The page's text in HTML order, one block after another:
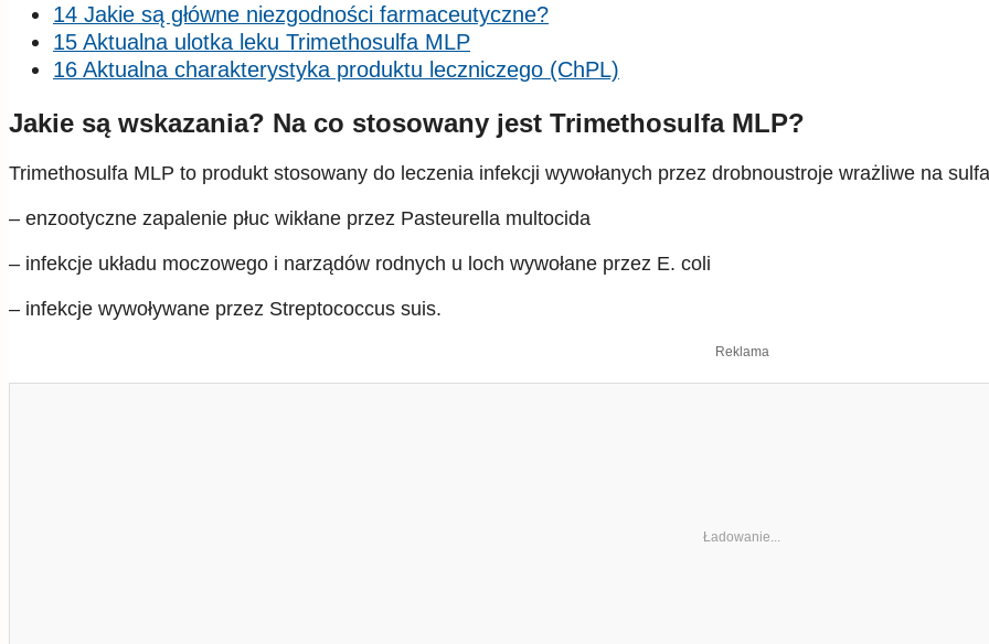
14 Jakie są główne niezgodności farmaceutyczne?
15 Aktualna ulotka leku Trimethosulfa MLP
16 Aktualna charakterystyka produktu leczniczego (ChPL)
Jakie są wskazania? Na co stosowany jest Trimethosulfa MLP?
Trimethosulfa MLP to produkt stosowany do leczenia infekcji wywołanych przez drobnoustroje wrażliwe na
– enzootyczne zapalenie płuc wikłane przez Pasteurella multocida
– infekcje układu moczowego i narządów rodnych u loch wywołane przez E. coli
– infekcje wywoływane przez Streptococcus suis.
Reklama